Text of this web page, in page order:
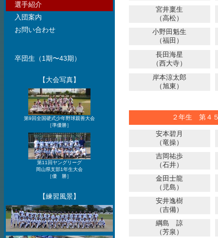
選手紹介
入団案内
お問い合わせ
卒団生（1期〜43期）
【大会写真】
第9回全国硬式少年野球親善大会
［準優勝］
第11回ヤングリーグ
岡山県支部1年生大会
［優 勝］
【練習風景】
宮井稟生
（高松）
小野田魁生
（福田）
長田海星
（西大寺）
岸本涼太郎
（旭東）
２年生 第４
安本碧月
（竜操）
吉岡祐歩
（石井）
金田士龍
（児島）
安井逸樹
（吉備）
綱島 諒
（芳泉）